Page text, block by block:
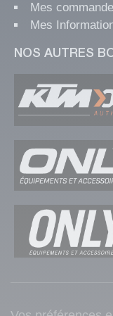
Mes
Mes
NOS AUTRES